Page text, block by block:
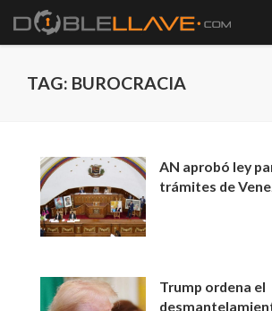
TAG: BUROCRACIA
AN aprobó ley
trámites de
Trump ordena el